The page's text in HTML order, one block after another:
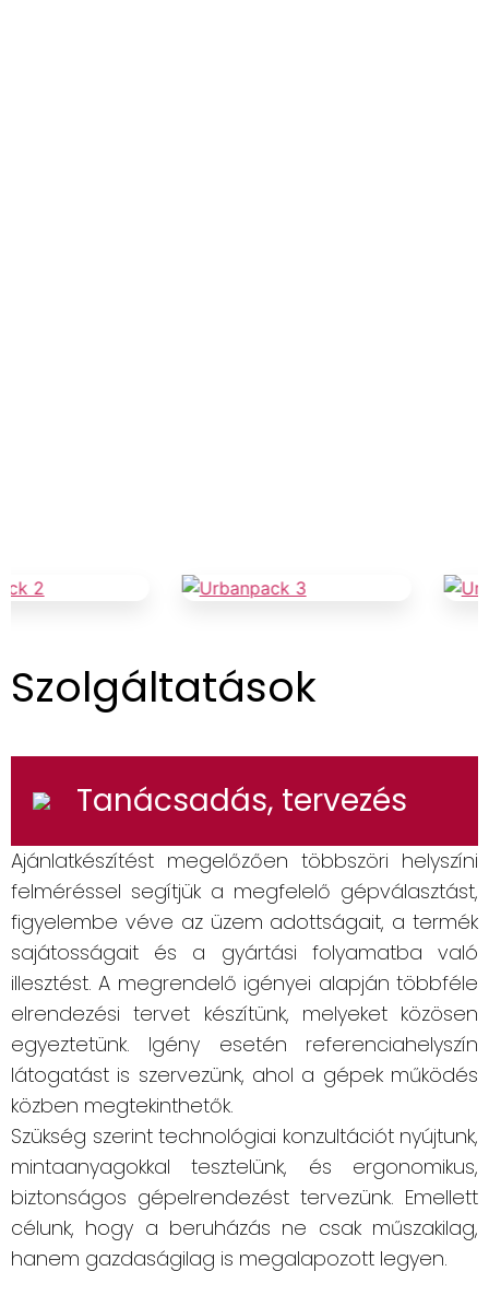
Szolgáltatások
Tanácsadás, tervezés
Ajánlatkészítést megelőzően többszöri helyszíni
felméréssel segítjük a megfelelő gépválasztást,
figyelembe véve az üzem adottságait, a termék
sajátosságait és a gyártási folyamatba való
illesztést. A megrendelő igényei alapján többféle
elrendezési tervet készítünk, melyeket közösen
egyeztetünk. Igény esetén referenciahelyszín
látogatást is szervezünk, ahol a gépek működés
közben megtekinthetők.
Szükség szerint technológiai konzultációt nyújtunk,
mintaanyagokkal tesztelünk, és ergonomikus,
biztonságos gépelrendezést tervezünk. Emellett
célunk, hogy a beruházás ne csak műszakilag,
hanem gazdaságilag is megalapozott legyen.